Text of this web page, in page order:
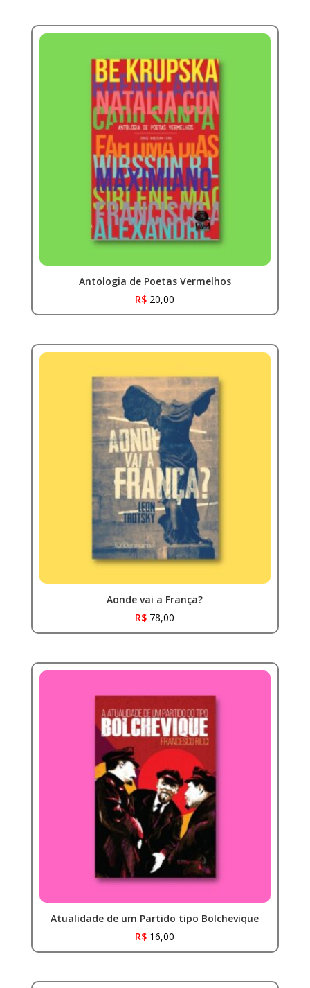
Antologia de Poetas Vermelhos
R$ 20,00
Aonde vai a França?
R$ 78,00
Atualidade de um Partido tipo Bolchevique
R$ 16,00